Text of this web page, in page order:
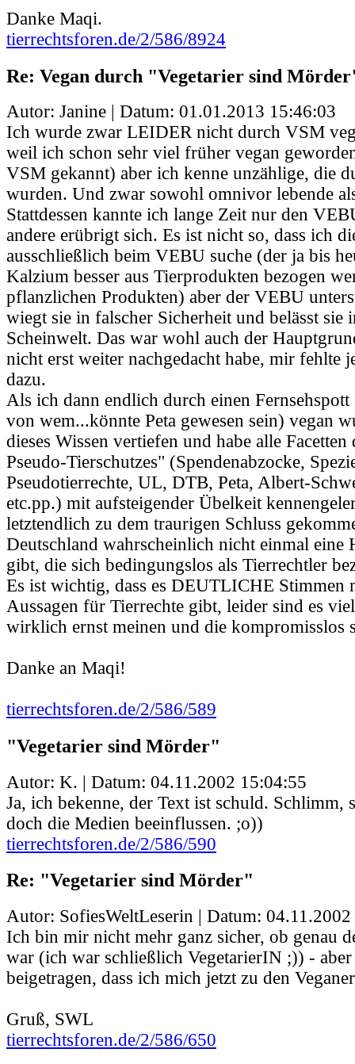
Danke Maqi.
tierrechtsforen.de/2/586/8924
Re: Vegan durch "Vegetarier sind
Autor: Janine | Datum: 01.01.2013 15:46:03
Ich wurde zwar LEIDER nicht durch VSM
weil ich schon sehr viel früher vegan
VSM gekannt) aber ich kenne unzählige, die
wurden. Und zwar sowohl omnivor lebende
Stattdessen kannte ich lange Zeit nur den
andere erübrigt sich. Es ist nicht so, dass ich
ausschließlich beim VEBU suche (der ja bis
Kalzium besser aus Tierprodukten bezogen
pflanzlichen Produkten) aber der VEBU
wiegt sie in falscher Sicherheit und belässt sie
Scheinwelt. Das war wohl auch der
nicht erst weiter nachgedacht habe, mir fehlte
dazu.
Als ich dann endlich durch einen
von wem...könnte Peta gewesen sein) vegan
dieses Wissen vertiefen und habe alle Facetten
Pseudo-Tierschutzes" (Spendenabzocke,
Pseudotierrechte, UL, DTB, Peta, Albert-
etc.pp.) mit aufsteigender Übelkeit
letztendlich zu dem traurigen Schluss
Deutschland wahrscheinlich nicht einmal eine
gibt, die sich bedingungslos als Tierrechtler
Es ist wichtig, dass es DEUTLICHE Stimmen
Aussagen für Tierrechte gibt, leider sind es
wirklich ernst meinen und die kompromisslos
Danke an Maqi!
tierrechtsforen.de/2/586/589
"Vegetarier sind Mörder"
Autor: K. | Datum: 04.11.2002 15:04:55
Ja, ich bekenne, der Text ist schuld. Schlimm,
doch die Medien beeinflussen. ;o))
tierrechtsforen.de/2/586/590
Re: "Vegetarier sind Mörder"
Autor: SofiesWeltLeserin | Datum:
Ich bin mir nicht mehr ganz sicher, ob genau
war (ich war schließlich VegetarierIN ;)) - aber
beigetragen, dass ich mich jetzt zu den
Gruß, SWL
tierrechtsforen.de/2/586/650